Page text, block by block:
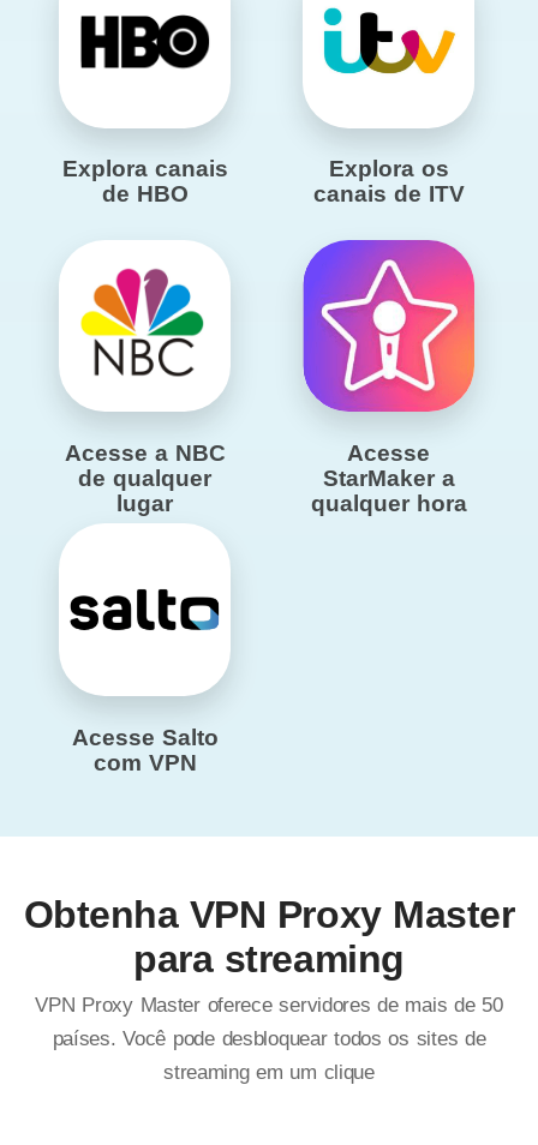
Explora canais
de HBO
Explora os
canais de ITV
Acesse a NBC
de qualquer
lugar
Acesse
StarMaker a
qualquer hora
Acesse Salto
com VPN
Obtenha VPN Proxy Master
para streaming
VPN Proxy Master oferece servidores de mais de 50
países. Você pode desbloquear todos os sites de
streaming em um clique